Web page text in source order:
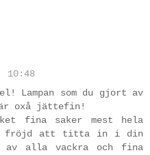
10:48
Lampan som du gjort av
oxå jättefin!
fina saker mest hela
fröjd att titta in i din
alla vackra och fina